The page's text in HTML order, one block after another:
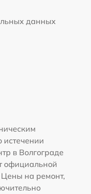
данных
истечении
в Волгограде
официальной
Цены на ремонт,